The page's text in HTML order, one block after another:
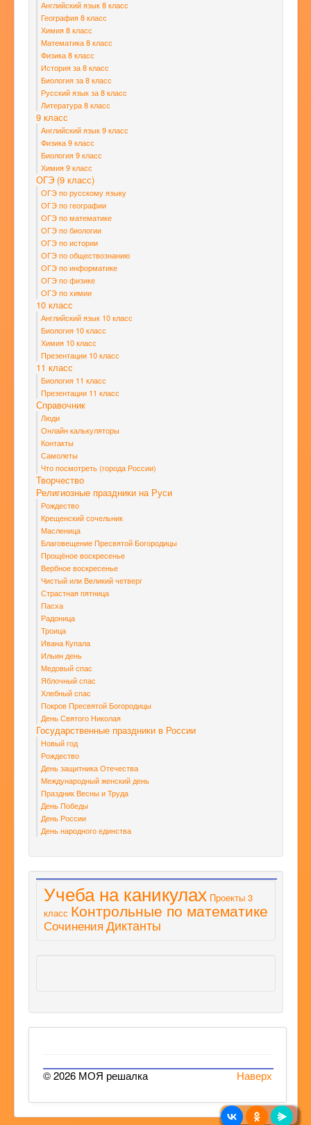
Английский язык 8 класс
География 8 класс
Химия 8 класс
Математика 8 класс
Физика 8 класс
История за 8 класс
Биология за 8 класс
Русский язык за 8 класс
Литература 8 класс
9 класс
Английский язык 9 класс
Физика 9 класс
Биология 9 класс
Химия 9 класс
ОГЭ (9 класс)
ОГЭ по русскому языку
ОГЭ по географии
ОГЭ по математике
ОГЭ по биологии
ОГЭ по истории
ОГЭ по обществознанию
ОГЭ по информатике
ОГЭ по физике
ОГЭ по химии
10 класс
Английский язык 10 класс
Биология 10 класс
Химия 10 класс
Презентации 10 класс
11 класс
Биология 11 класс
Презентации 11 класс
Справочник
Люди
Онлайн калькуляторы
Контакты
Самолеты
Что посмотреть (города России)
Творчество
Религиозные праздники на Руси
Рождество
Крещенский сочельник
Масленица
Благовещение Пресвятой Богородицы
Прощёное воскресенье
Вербное воскресенье
Чистый или Великий четверг
Страстная пятница
Пасха
Радоница
Троица
Ивана Купала
Ильин день
Медовый спас
Яблочный спас
Хлебный спас
Покров Пресвятой Богородицы
День Святого Николая
Государственные праздники в России
Новый год
Рождество
День защитника Отечества
Международный женский день
Праздник Весны и Труда
День Победы
День России
День народного единства
Учеба на каникулах Проекты 3
класс Контрольные по математике
Сочинения Диктанты
Наверх
© 2026 МОЯ решалка